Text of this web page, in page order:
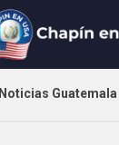
Noticias Guatemala